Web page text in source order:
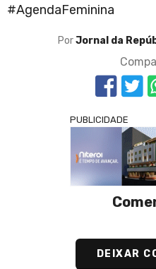
#AgendaFeminina
PorJornal da
PUBLICIDADE
DEIXAR